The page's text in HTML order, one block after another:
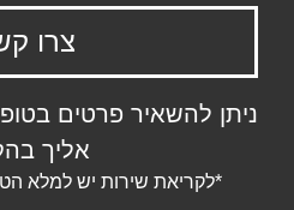
צרו
ניתן להשאיר פרטים
אליך
*לקריאת שירות יש למלא